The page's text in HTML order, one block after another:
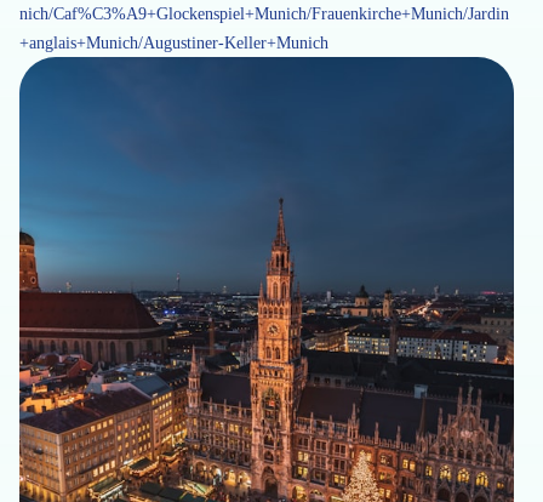
nich/Caf%C3%A9+Glockenspiel+Munich/Frauenkirche+Munich/Jardin
+anglais+Munich/Augustiner-Keller+Munich